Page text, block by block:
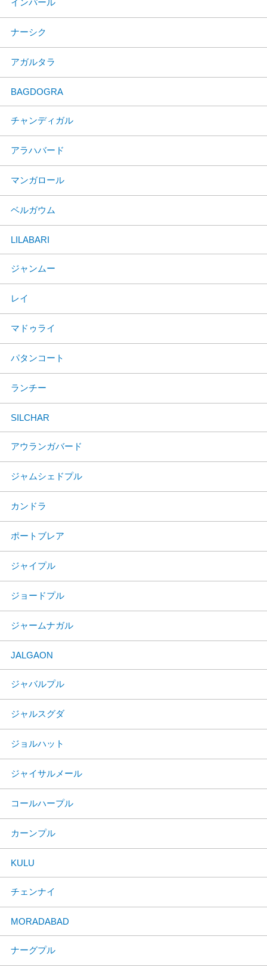
インパール
ナーシク
アガルタラ
BAGDOGRA
チャンディガル
アラハバード
マンガロール
ベルガウム
LILABARI
ジャンムー
レイ
マドゥライ
パタンコート
ランチー
SILCHAR
アウランガバード
ジャムシェドプル
カンドラ
ポートブレア
ジャイプル
ジョードプル
ジャームナガル
JALGAON
ジャバルプル
ジャルスグダ
ジョルハット
ジャイサルメール
コールハープル
カーンプル
KULU
チェンナイ
MORADABAD
ナーグプル